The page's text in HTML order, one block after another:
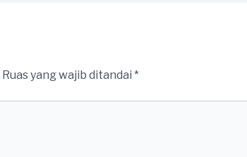
Ruas yang wajib ditandai *